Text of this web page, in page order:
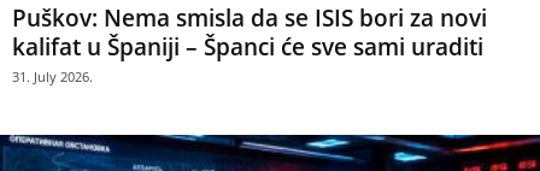
Puškov: Nema smisla da se ISIS bori za novi
kalifat u Španiji – Španci će sve sami uraditi
31. July 2026.